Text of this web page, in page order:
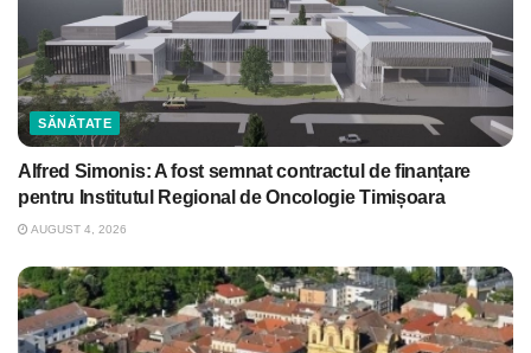
SĂNĂTATE
Alfred Simonis: A fost semnat contractul de finanțare
pentru Institutul Regional de Oncologie Timișoara
AUGUST 4, 2026